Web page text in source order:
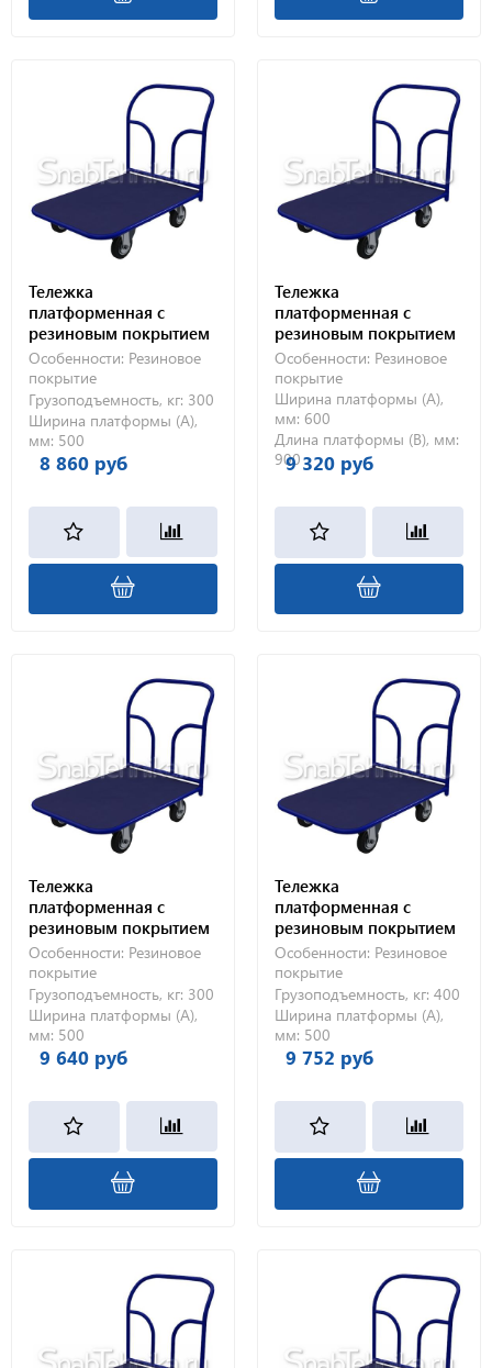
Тележка
платформенная с
резиновым покрытием
ТПР 1 (500х800) 125-Ч
Особенности: Резиновое
покрытие
Грузоподъемность, кг: 300
Ширина платформы (А),
мм: 500
8 860 руб
Тележка
платформенная с
резиновым покрытием
ТПР 2 (600х900) без
колес
Особенности: Резиновое
покрытие
Ширина платформы (А),
мм: 600
Длина платформы (В), мм:
9009 320 руб
Тележка
платформенная с
резиновым покрытием
ТПР 9 (500х1000) 125-Ч
Особенности: Резиновое
покрытие
Грузоподъемность, кг: 300
Ширина платформы (А),
мм: 500
9 640 руб
Тележка
платформенная с
резиновым покрытием
ТПР 1 (500х800) 160-Ч
Особенности: Резиновое
покрытие
Грузоподъемность, кг: 400
Ширина платформы (А),
мм: 500
9 752 руб